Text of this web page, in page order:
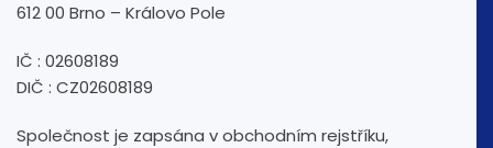
612 00 Brno – Královo Pole
IČ : 02608189
DIČ : CZ02608189
Společnost je zapsána v obchodním rejstříku,